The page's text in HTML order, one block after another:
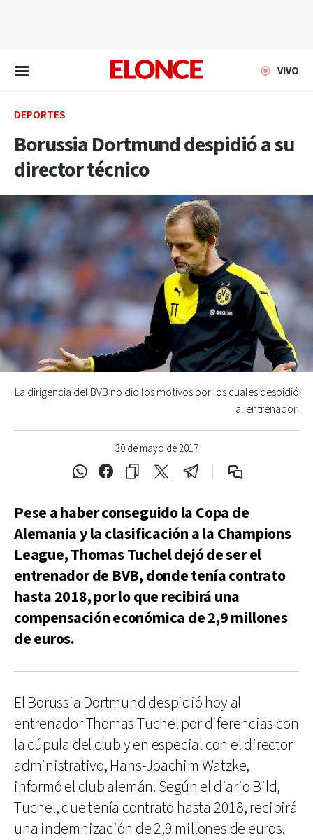
VIVO
DEPORTES
Borussia Dortmund despidió a su
director técnico
30 de mayo de 2017
La dirigencia del BVB no dio los motivos por los cuales despidió
al entrenador.
Pese a haber conseguido la Copa de
Alemania y la clasificación a la Champions
League, Thomas Tuchel dejó de ser el
entrenador de BVB, donde tenía contrato
hasta 2018, por lo que recibirá una
compensación económica de 2,9 millones
de euros.
El Borussia Dortmund despidió hoy al
entrenador Thomas Tuchel por diferencias con
la cúpula del club y en especial con el director
administrativo, Hans-Joachim Watzke,
informó el club alemán. Según el diario Bild,
Tuchel, que tenía contrato hasta 2018, recibirá
una indemnización de 2,9 millones de euros.